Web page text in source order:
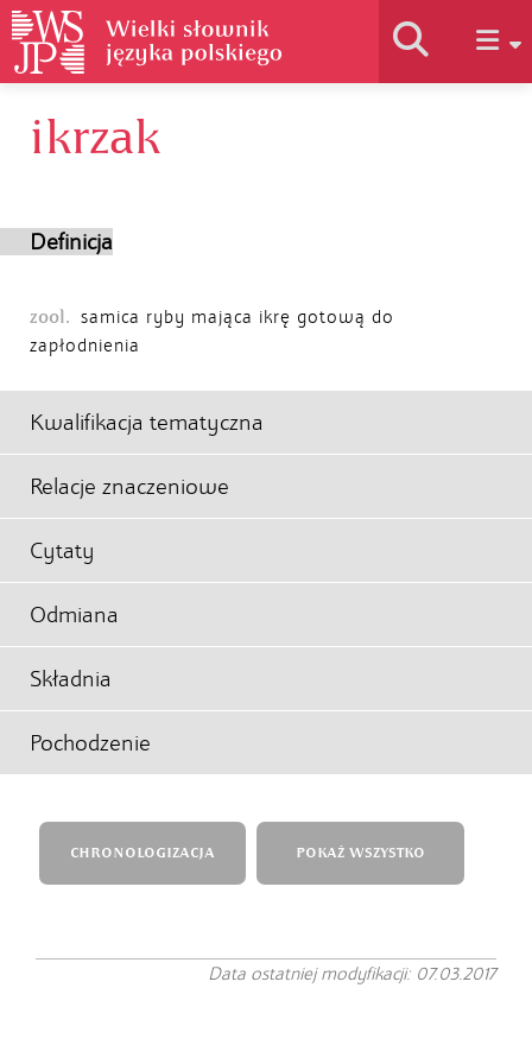
ikrzak
Definicja
zool. samica ryby mająca ikrę gotową do
zapłodnienia
Kwalifikacja tematyczna
Relacje znaczeniowe
Cytaty
Odmiana
Składnia
Pochodzenie
CHRONOLOGIZACJA POKAŻ WSZYSTKO
Data ostatniej modyfikacji: 07.03.2017